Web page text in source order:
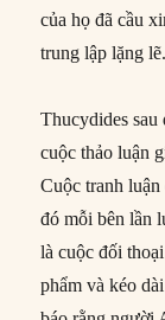
của họ đã cầu
trung lập lặng lẽ.
Thucydides sau
cuộc thảo luận
Cuộc tranh
đó mỗi bên lần
là cuộc đối
phẩm và kéo